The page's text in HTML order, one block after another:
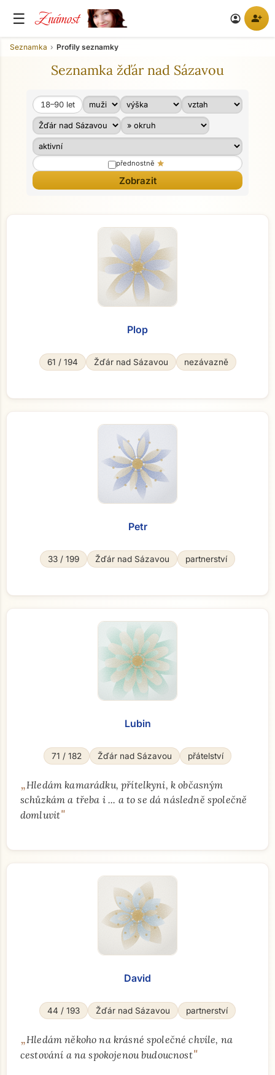
☰ Známost account_circle person_add
Seznamka Profily seznamky
Seznamka žďár nad Sázavou
Věk od
Věk do
18–90 let
přednostně star
Plop
61 / 194 Žďár nad Sázavou nezávazně
Petr
33 / 199 Žďár nad Sázavou partnerství
Lubin
71 / 182 Žďár nad Sázavou přátelství
„Hledám kamarádku, přítelkyni, k občasným
schůzkám a třeba i ... a to se dá následně společně
domluvit"
David
44 / 193 Žďár nad Sázavou partnerství
„Hledám někoho na krásné společné chvíle, na
cestování a na spokojenou budoucnost"